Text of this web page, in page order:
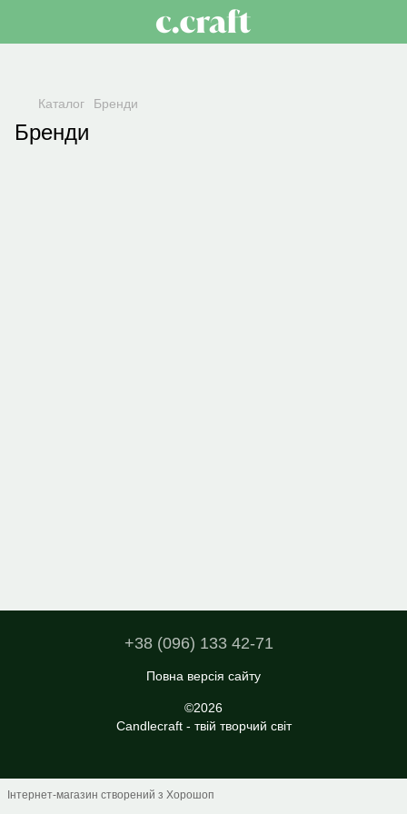
Каталог Бренди
Бренди
+38 (096) 133 42-71
Повна версія сайту
©2026
Candlecraft - твій творчий світ
Інтернет-магазин створений з Хорошоп